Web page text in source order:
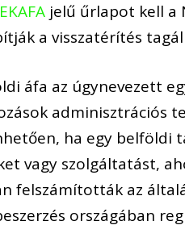
jelű űrlapot kell a
a visszatérítés
áfa az úgynevezett
adminisztrációs
ha egy belföldi
vagy szolgáltatást,
felszámították az
országában